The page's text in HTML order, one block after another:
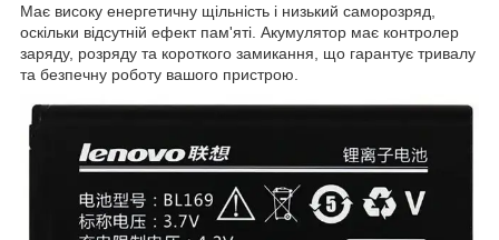
Має високу енергетичну щільність і низький саморозряд,
оскільки відсутній ефект пам'яті. Акумулятор має контролер
заряду, розряду та короткого замикання, що гарантує тривалу
та безпечну роботу вашого пристрою.